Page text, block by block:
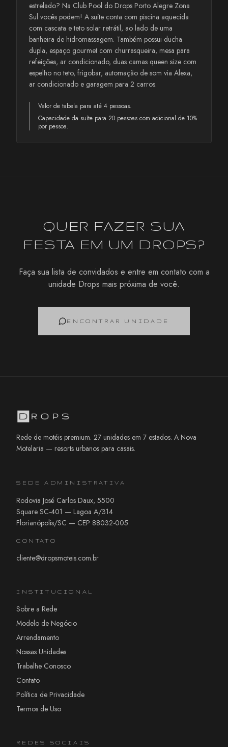
estrelado? Na Club Pool do Drops Porto Alegre Zona
Sul vocês podem! A suíte conta com piscina aquecida
com cascata e teto solar retrátil, ao lado de uma
banheira de hidromassagem. Também possui ducha
dupla, espaço gourmet com churrasqueira, mesa para
refeições, ar condicionado, duas camas queen size com
espelho no teto, frigobar, automação de som via Alexa,
ar condicionado e garagem para 2 carros.
Valor de tabela para até 4 pessoas.
Capacidade da suíte para 20 pessoas com adicional de 10%
por pessoa.
QUER FAZER SUA
FESTA EM UM DROPS?
Faça sua lista de convidados e entre em contato com a
unidade Drops mais próxima de você.
ENCONTRAR UNIDADE
Rede de motéis premium. 27 unidades em 7 estados. A Nova
Motelaria — resorts urbanos para casais.
SEDE ADMINISTRATIVA
Rodovia José Carlos Daux, 5500
Square SC-401 — Lagoa A/314
Florianópolis/SC — CEP 88032-005
CONTATO
cliente@dropsmoteis.com.br
INSTITUCIONAL
Sobre a Rede
Modelo de Negócio
Arrendamento
Nossas Unidades
Trabalhe Conosco
Contato
Política de Privacidade
Termos de Uso
REDES SOCIAIS